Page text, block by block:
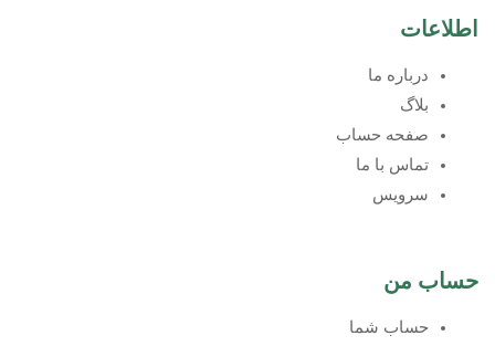
اطلاعات
درباره ما
بلاگ
صفحه حساب
تماس با ما
سرویس
حساب من
حساب شما